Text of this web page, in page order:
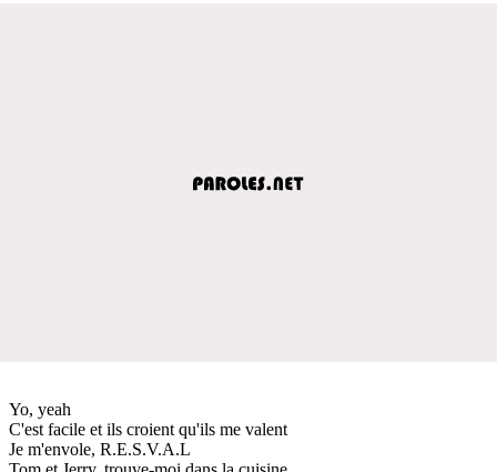
Yo, yeah
C'est facile et ils croient qu'ils me valent
Je m'envole, R.E.S.V.A.L